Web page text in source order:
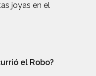
joyas en el
el Robo?